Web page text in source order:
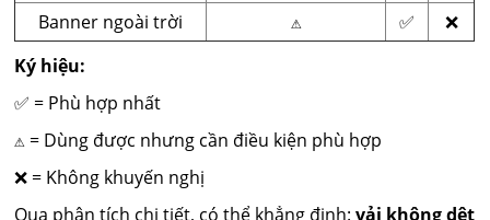
Banner ngoài trời
⚠️ ✅
❌
Ký hiệu:
✅ = Phù hợp nhất
⚠️ = Dùng được nhưng cần điều kiện phù hợp
❌ = Không khuyến nghị
Qua phân tích chi tiết, có thể khẳng định:vải không dệt